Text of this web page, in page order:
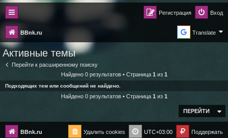
Вход
Регистрация
BBnk.ru Translate
Активные темы
Перейти к расширенному поиску
Найдено 0 результатов • Страница 1 из 1
Подходящих тем или сообщений не найдено.
Найдено 0 результатов • Страница 1 из 1
ПЕРЕЙТИ
BBnk.ru Поддержать
UTC+03:00
Удалить cookies